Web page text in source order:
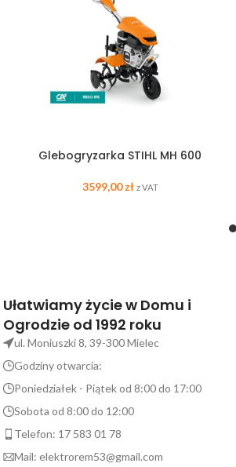
Glebogryzarka STIHL MH 600
3599,00zł z VAT
Ułatwiamy życie w Domu i
Ogrodzie od 1992 roku
ul. Moniuszki 8, 39-300 Mielec
Godziny otwarcia:
Poniedziałek - Piątek od 8:00 do 17:00
Sobota od 8:00 do 12:00
Telefon: 17 583 01 78
Mail: elektrorem53@gmail.com